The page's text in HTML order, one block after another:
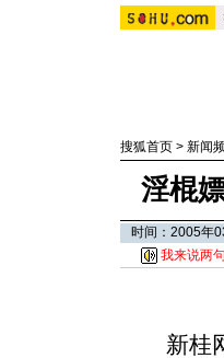
搜狐首页 > 新闻
淫棍
时间：2005
我来说两句
新桂网-